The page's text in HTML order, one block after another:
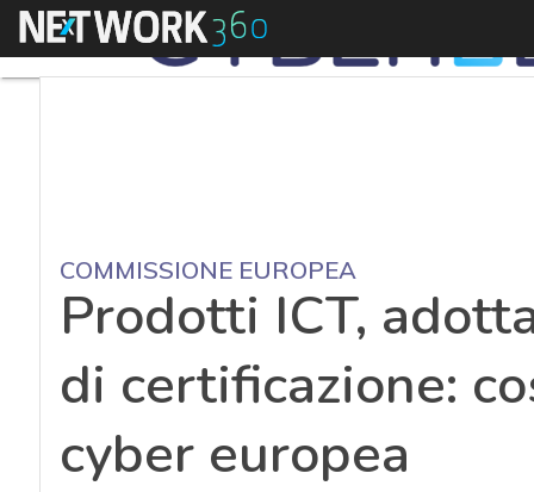
Menu
COMMISSIONE EUROPEA
Prodotti ICT,
di certificazione:
cyber europea